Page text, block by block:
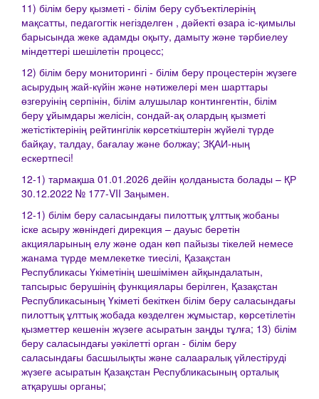
11) білім беру қызметі - білім беру субъектілерінің
мақсатты, педагогтік негізделген , дәйекті өзара іс-қимылы
барысында жеке адамды оқыту, дамыту және тәрбиелеу
міндеттері шешілетін процесс;
12) білім беру мониторингі - білім беру процестерін жүзеге
асырудың жай-күйін және нәтижелері мен шарттары
өзгеруінің серпінін, білім алушылар контингентін, білім
беру ұйымдары желісін, сондай-ақ олардың қызметі
жетістіктерінің рейтингілік көрсеткіштерін жүйелі түрде
байқау, талдау, бағалау және болжау; ЗҚАИ-ның
ескертпесі!
12-1) тармақша 01.01.2026 дейін қолданыста болады – ҚР
30.12.2022 № 177-VII Заңымен.
12-1) білім беру саласындағы пилоттық ұлттық жобаны
іске асыру жөніндегі дирекция – дауыс беретін
акцияларының елу және одан көп пайызы тікелей немесе
жанама түрде мемлекетке тиесілі, Қазақстан
Республикасы Үкіметінің шешімімен айқындалатын,
тапсырыс берушінің функциялары берілген, Қазақстан
Республикасының Үкіметі бекіткен білім беру саласындағы
пилоттық ұлттық жобада көзделген жұмыстар, көрсетілетін
қызметтер кешенін жүзеге асыратын заңды тұлға; 13) білім
беру саласындағы уәкілетті орган - білім беру
саласындағы басшылықты және салааралық үйлестіруді
жүзеге асыратын Қазақстан Республикасының орталық
атқарушы органы;